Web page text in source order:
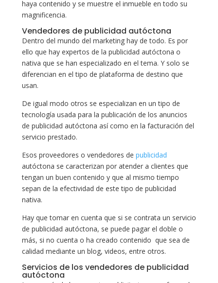
haya contenido y se muestre el inmueble en todo su
magnificencia.
Vendedores de publicidad autóctona
Dentro del mundo del marketing hay de todo. Es por
ello que hay expertos de la publicidad autóctona o
nativa que se han especializado en el tema. Y solo se
diferencian en el tipo de plataforma de destino que
usan.
De igual modo otros se especializan en un tipo de
tecnología usada para la publicación de los anuncios
de publicidad autóctona así como en la facturación del
servicio prestado.
Esos proveedores o vendedores de publicidad
autóctona se caracterizan por atender a clientes que
tengan un buen contenido y que al mismo tiempo
sepan de la efectividad de este tipo de publicidad
nativa.
Hay que tomar en cuenta que si se contrata un servicio
de publicidad autóctona, se puede pagar el doble o
más, si no cuenta o ha creado contenido que sea de
calidad mediante un blog, videos, entre otros.
Servicios de los vendedores de publicidad
autóctona